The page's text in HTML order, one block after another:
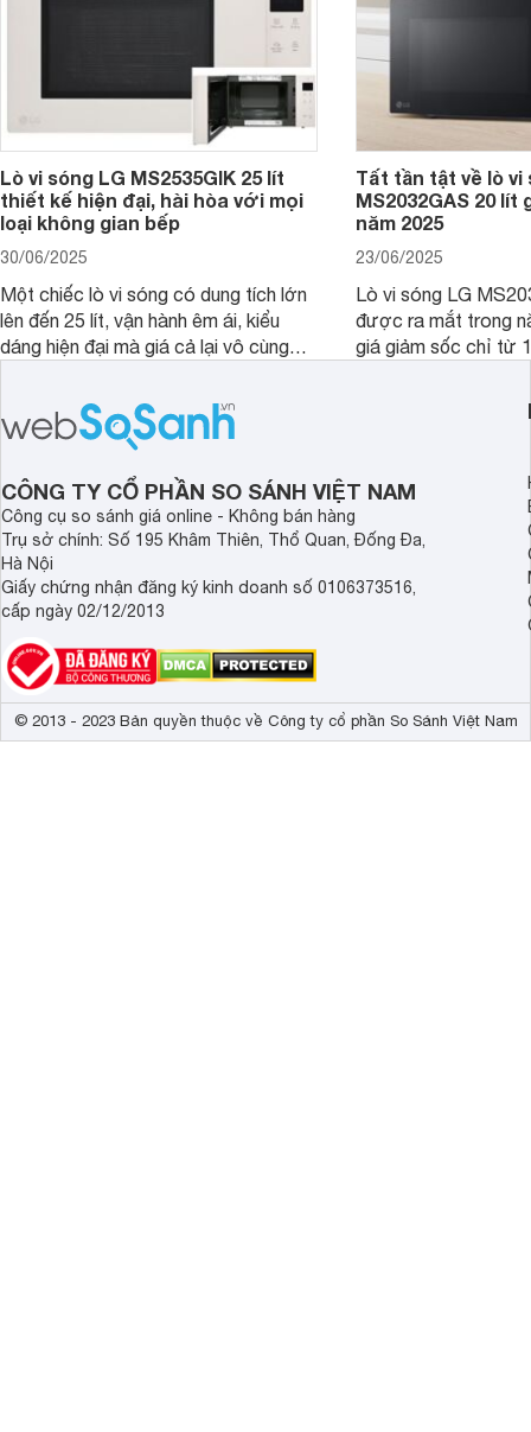
gia đình.
Lò vi sóng LG MS2535GIK 25 lít
thiết kế hiện đại, hài hòa với mọi
loại không gian bếp
30/06/2025
Một chiếc lò vi sóng có dung tích lớn
lên đến 25 lít, vận hành êm ái, kiểu
dáng hiện đại mà giá cả lại vô cùng
tả về lò vi sóng LG MS2535GIK 25 lít.
Sản phẩm này là một ứng cử viên rất
đáng cân nhắc cho căn bếp của gia
đình bạn trong năm 2025.
Tất tần tật về lò vi
MS2032GAS 20 lít
năm 2025
23/06/2025
Lò vi sóng LG
được ra mắt trong
giá giảm sốc chỉ từ
có còn đáng mua
căn bếp nhà bạn
được câu trả lời,
đúng đắn nhất.
CÔNG TY CỔ PHẦN SO SÁNH VIỆT NAM
Công cụ so sánh giá online - Không bán hàng
Trụ sở chính: Số 195 Khâm Thiên, Thổ Quan, Đống Đa,
Hà Nội
Giấy chứng nhận đăng ký kinh doanh số 0106373516,
cấp ngày 02/12/2013
© 2013 - 2023 Bản quyền thuộc về Công ty cổ phần So Sánh Việt Nam